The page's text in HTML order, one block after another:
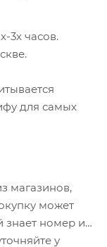
3х часов.
для самых
магазинов,
может
знает номер и
у